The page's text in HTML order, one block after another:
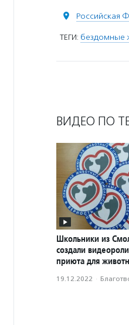
Российская
ТЕГИ: бездомные
ВИДЕО ПО
Школьники из
создали
приюта для
19.12.2022 ·